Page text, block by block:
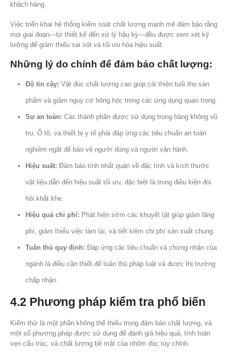
khách hàng.
Việc triển khai hệ thống kiểm soát chất lượng mạnh mẽ đảm bảo rằng
mọi giai đoạn—từ thiết kế đến xử lý hậu kỳ—đều được xem xét kỹ
lưỡng để giảm thiểu sai sót và tối ưu hóa hiệu suất.
Những lý do chính để đảm bảo chất lượng:
Độ tin cậy: Vật đúc chất lượng cao giúp cải thiện tuổi thọ sản
phẩm và giảm nguy cơ hỏng hóc trong các ứng dụng quan trọng.
Sự an toàn: Các thành phần được sử dụng trong hàng không vũ
trụ, Ô tô, và thiết bị y tế phải đáp ứng các tiêu chuẩn an toàn
nghiêm ngặt để bảo vệ người dùng và người vận hành.
Hiệu suất: Đảm bảo tính nhất quán về đặc tính và kích thước
vật liệu dẫn đến hiệu suất tối ưu, đặc biệt là trong điều kiện đòi
hỏi khắt khe.
Hiệu quả chi phí: Phát hiện sớm các khuyết tật giúp giảm lãng
phí, giảm thiểu việc làm lại, và tiết kiệm chi phí sản xuất chung.
Tuân thủ quy định: Đáp ứng các tiêu chuẩn và chứng nhận của
ngành là điều cần thiết để tuân thủ pháp luật và được thị trường
chấp nhận.
4.2 Phương pháp kiểm tra phổ biến
Kiểm thử là một phần không thể thiếu trong đảm bảo chất lượng, và
một số phương pháp được sử dụng để đánh giá hiệu quả, tính toàn
vẹn cấu trúc, và chất lượng bề mặt của nhôm đúc tùy chỉnh.